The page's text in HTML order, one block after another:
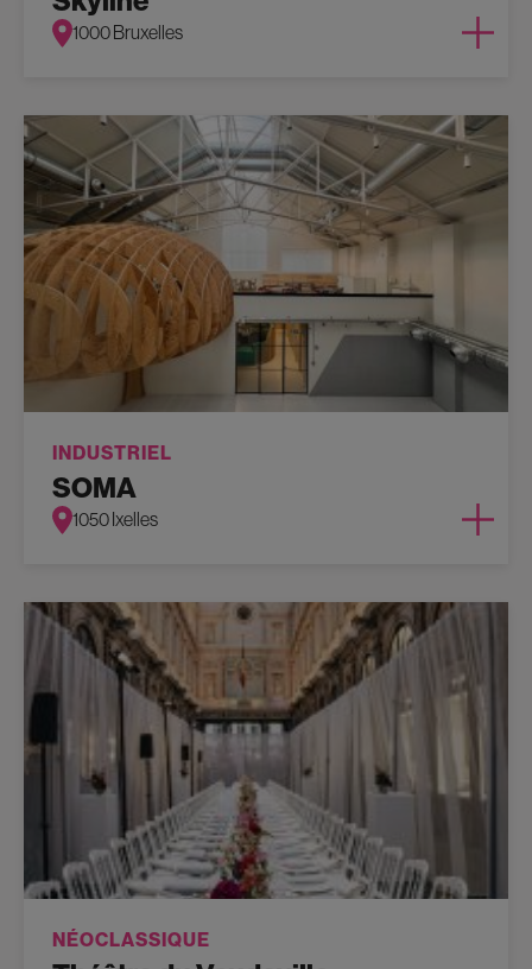
1000 Bruxelles
INDUSTRIEL
SOMA
1050 Ixelles
NÉOCLASSIQUE